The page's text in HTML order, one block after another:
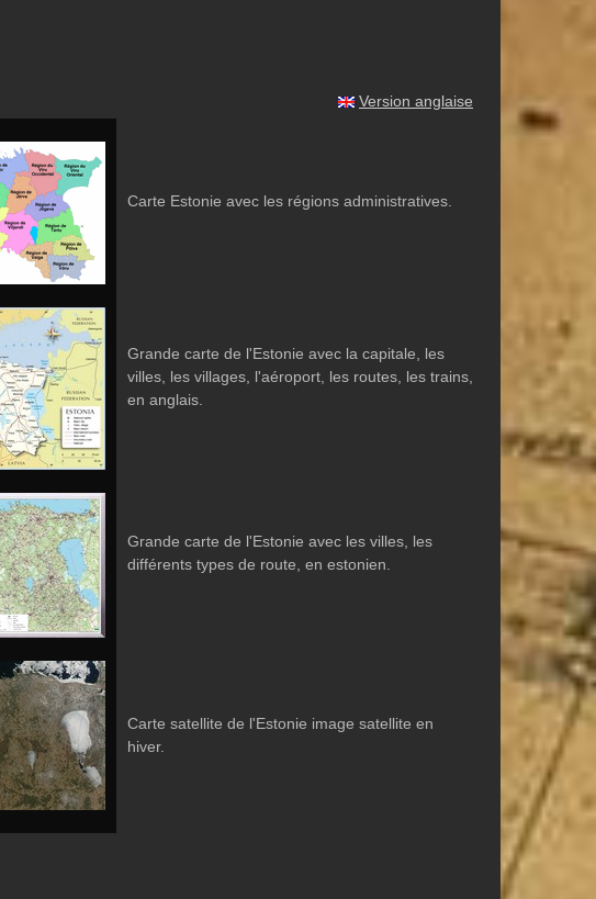
Version anglaise
Carte Estonie avec les régions administratives.
Grande carte de l'Estonie avec la capitale, les
villes, les villages, l'aéroport, les routes, les trains,
en anglais.
Grande carte de l'Estonie avec les villes, les
différents types de route, en estonien.
Carte satellite de l'Estonie image satellite en
hiver.